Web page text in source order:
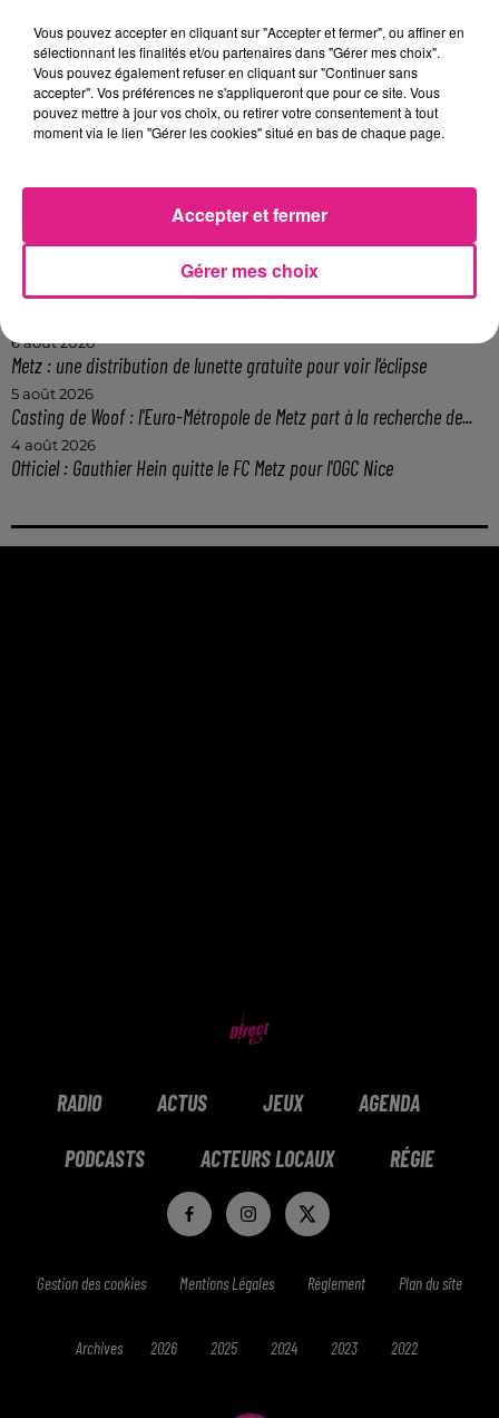
FIL ACTUS
16h22
Téji Savanier rejoint le FC Metz : une nouvelle aventure en Grenat
11h37
9h51
Eurométropole de Metz : attention à cette arnaque lors de visite à...
9h25
Visite du Pape Léon XIV à Metz : les inscriptions ouvrent aujourd’hui
7 août 2026
6 août 2026
Metz : une distribution de lunette gratuite pour voir l’éclipse
5 août 2026
Casting de Woof : l'Euro-Métropole de Metz part à la recherche de...
4 août 2026
Officiel : Gauthier Hein quitte le FC Metz pour l'OGC Nice
RADIO ACTUS JEUX AGENDA
PODCASTS ACTEURS LOCAUX RÉGIE
Gestion des cookies Mentions Légales Réglement Plan du site
Archives 2026 2025 2024 2023 2022
Vous pouvez accepter en cliquant sur "Accepter et fermer", ou affiner en
sélectionnant les finalités et/ou partenaires dans "Gérer mes choix".
Vous pouvez également refuser en cliquant sur "Continuer sans
accepter". Vos préférences ne s'appliqueront que pour ce site. Vous
pouvez mettre à jour vos choix, ou retirer votre consentement à tout
moment via le lien "Gérer les cookies" situé en bas de chaque page.
Gérer mes choix
Accepter et fermer